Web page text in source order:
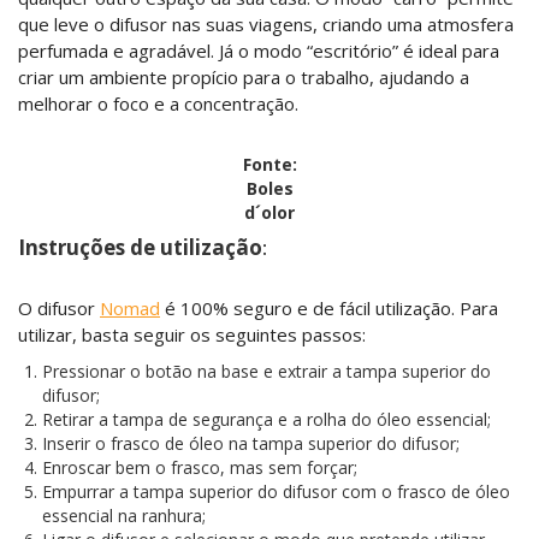
que leve o difusor nas suas viagens, criando uma atmosfera
perfumada e agradável. Já o modo “escritório” é ideal para
criar um ambiente propício para o trabalho, ajudando a
melhorar o foco e a concentração.
Fonte:
Boles
d´olor
Instruções de utilização:
O difusor Nomad é 100% seguro e de fácil utilização. Para
utilizar, basta seguir os seguintes passos:
Pressionar o botão na base e extrair a tampa superior do
difusor;
Retirar a tampa de segurança e a rolha do óleo essencial;
Inserir o frasco de óleo na tampa superior do difusor;
Enroscar bem o frasco, mas sem forçar;
Empurrar a tampa superior do difusor com o frasco de óleo
essencial na ranhura;